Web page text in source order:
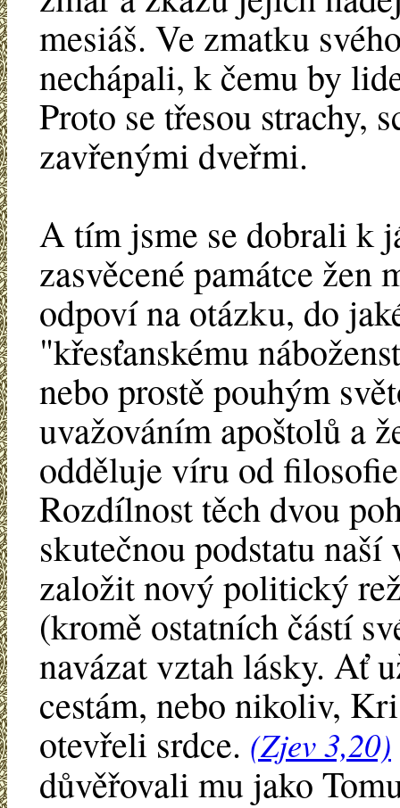
mesiáš. Ve zmatku
nechápali, k čemu by
Proto se třesou strachy,
zavřenými dveřmi.
A tím jsme se dobrali k
zasvěcené památce
odpoví na otázku, do
"křesťanskému
nebo prostě pouhým
uvažováním apoštolů a
odděluje víru od
Rozdílnost těch dvou
skutečnou podstatu
založit nový politický
(kromě ostatních částí
navázat vztah lásky. Ať
cestám, nebo nikoliv,
otevřeli srdce. (Zjev 3,20)
důvěřovali mu jako